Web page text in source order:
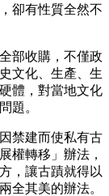
卻有性質全然不
部收購，不僅政
文化、生產、生
體，對當地文化
題。
禁建而使私有古
權轉移」辦法，
，讓古蹟就得以
全其美的辦法。